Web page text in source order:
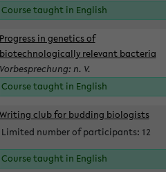
Course taught in English
Progress in genetics of
biotechnologically relevant bacteria
Vorbesprechung: n. V.
Course taught in English
Writing club for budding biologists
Limited number of participants: 12
Course taught in English